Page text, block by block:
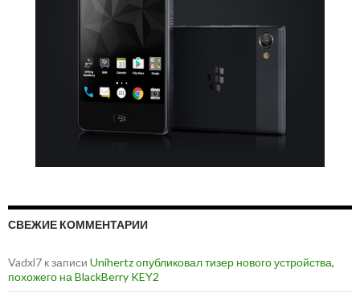
СВЕЖИЕ КОММЕНТАРИИ
Vadxl7 к записи Unihertz опубликовал тизер нового устройства,
похожего на BlackBerry KEY2